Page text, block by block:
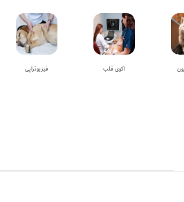
اکوی قلب فیزیوتراپی